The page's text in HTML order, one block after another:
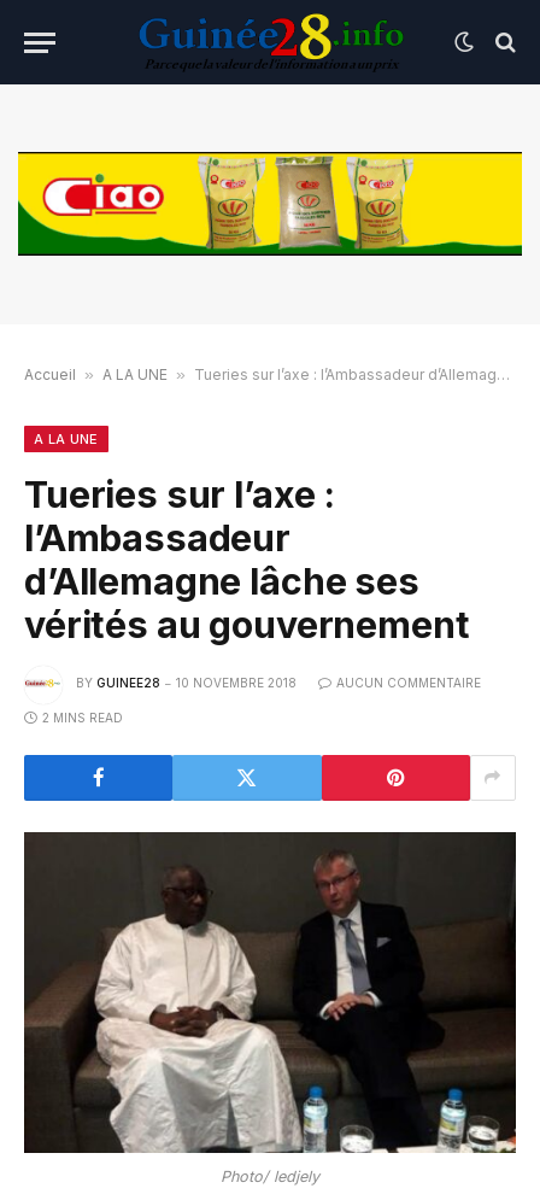
Accueil » A LA UNE » Tueries sur l’axe : l’Ambassadeur d’Allemagne lâche ses vérités au gouvernement
A LA UNE
Tueries sur l’axe :
l’Ambassadeur
d’Allemagne lâche ses
vérités au gouvernement
BY GUINEE28 10 NOVEMBRE 2018 AUCUN COMMENTAIRE
2 MINS READ
Photo/ ledjely